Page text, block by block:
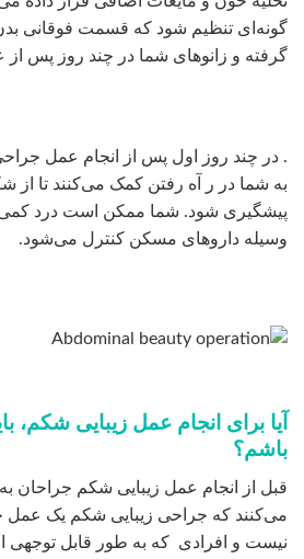
گونه‌ای تنظیم ‌شود که قسمت فوقانی بدن
گرفته و زانوهای شما در چند روز پس از
. در چند روز اول پس از انجام عمل
به شما در ر آه رفتن کمک می‌کنند تا
پیشگیری شود. شما ممکن است درد
وسیله داروهای مسکن کنترل می‌شود.
آیا برای انجام عمل زیبایی شکم،
باشم؟
قبل از انجام عمل زیبایی شکم جراحان
می‌کنند که جراحی زیبایی شکم یک
نیست و افرادی که به طور قابل توجهی